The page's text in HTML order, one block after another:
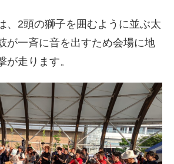
、2頭の獅子を囲むように並ぶ太
が一斉に音を出すため会場に地
が走ります。